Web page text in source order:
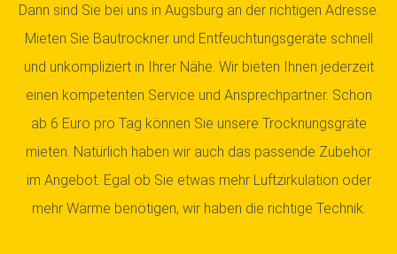
Dann sind Sie bei uns in Augsburg an der richtigen Adresse.
Mieten Sie Bautrockner und Entfeuchtungsgeräte schnell
und unkompliziert in Ihrer Nähe. Wir bieten Ihnen jederzeit
einen kompetenten Service und Ansprechpartner. Schon
ab 6 Euro pro Tag können Sie unsere Trocknungsgräte
mieten. Natürlich haben wir auch das passende Zubehör
im Angebot. Egal ob Sie etwas mehr Luftzirkulation oder
mehr Wärme benötigen, wir haben die richtige Technik.